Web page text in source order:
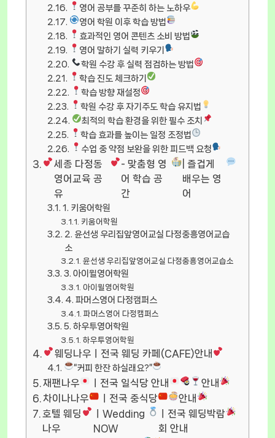
영어 공부를 꾸준히 하는 노하우
영어 학원 이후 학습 방법
효과적인 영어 콘텐츠 소비 방법
영어 말하기 실력 키우기
학원 수강 후 실력 점검하는 방법
학습 진도 체크하기
학습 방향 재설정
학원 수강 후 자기주도 학습 유지법
최적의 학습 환경을 위한 필수 조치
학습 효과를 높이는 일정 조정법
수업 중 약점 보완을 위한 피드백 요청
세종 다정동
영어교육 공
유
- 맞춤형 영
어 학습 공
간
| 즐겁게
배우는 영
어
1. 키움어학원
키움어학원
2. 윤선생 우리집앞영어교실 다정중흥영어교습
소
윤선생 우리집앞영어교실 다정중흥영어교습소
3. 아이윌영어학원
아이윌영어학원
4. 파머스영어 다정캠퍼스
파머스영어 다정캠퍼스
5. 하우투영어학원
하우투영어학원
웨딩나우ㅣ전국 웨딩 카페(CAFE)안내
“커피 한잔 하실래요?”
재팬나우 ㅣ전국 일식당 안내
안내
차이나나우
ㅣ전국 중식당
안내
호텔 웨딩
나우
ㅣWedding
NOW
ㅣ전국 웨딩박람
회 안내